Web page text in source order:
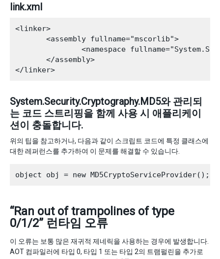
link.xml
<linker>
       <assembly fullname="mscorlib">
<namespace
       </assembly>
System.Security.Cryptography.MD5와 관리되
는 코드 스트리핑을 함께 사용 시 애플리케이
션이 충돌합니다.
위의 팁을 참고하거나, 다음과 같이 스크립트 코드에 특정 클래스에
대한 레퍼런스를 추가하여 이 문제를 해결할 수 있습니다.
“Ran out of trampolines of type
0/1/2” 런타임 오류
이 오류는 보통 많은 재귀적 제네릭을 사용하는 경우에 발생합니다.
AOT 컴파일러에 타입 0, 타입 1 또는 타입 2의 트램펄린을 추가로